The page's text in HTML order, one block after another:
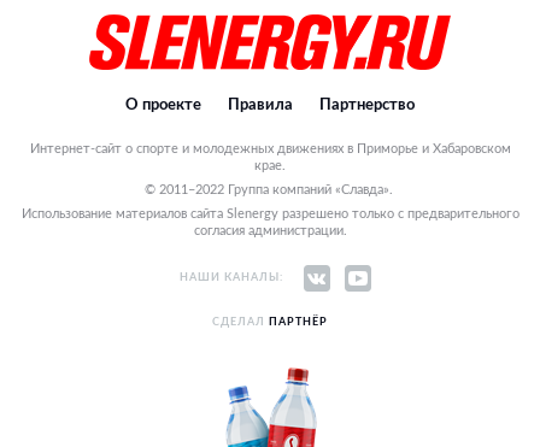
О проекте Правила Партнерство
Интернет-сайт о спорте и молодежных движениях в Приморье и Хабаровском
крае.
© 2011–2022 Группа компаний «Славда».
Использование материалов сайта Slenergy разрешено только с предварительного
согласия администрации.
НАШИ КАНАЛЫ:
СДЕЛАЛ ПАРТНЁР